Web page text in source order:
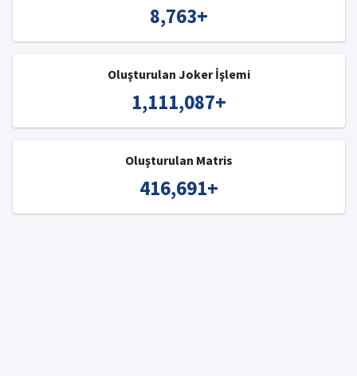
8,763+
Oluşturulan Joker İşlemi
1,111,087+
Oluşturulan Matris
416,691+